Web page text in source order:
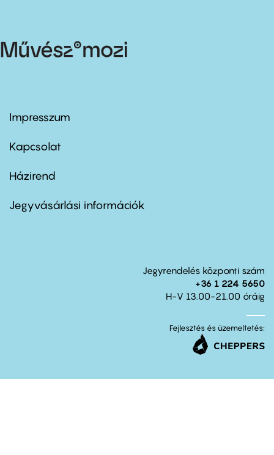
Footer
first
Impresszum
Kapcsolat
Footer
second
Házirend
Jegyvásárlási információk
Jegyrendelés központi szám
+36 1 224 5650
H-V 13.00-21.00 óráig
Fejlesztés és üzemeltetés: